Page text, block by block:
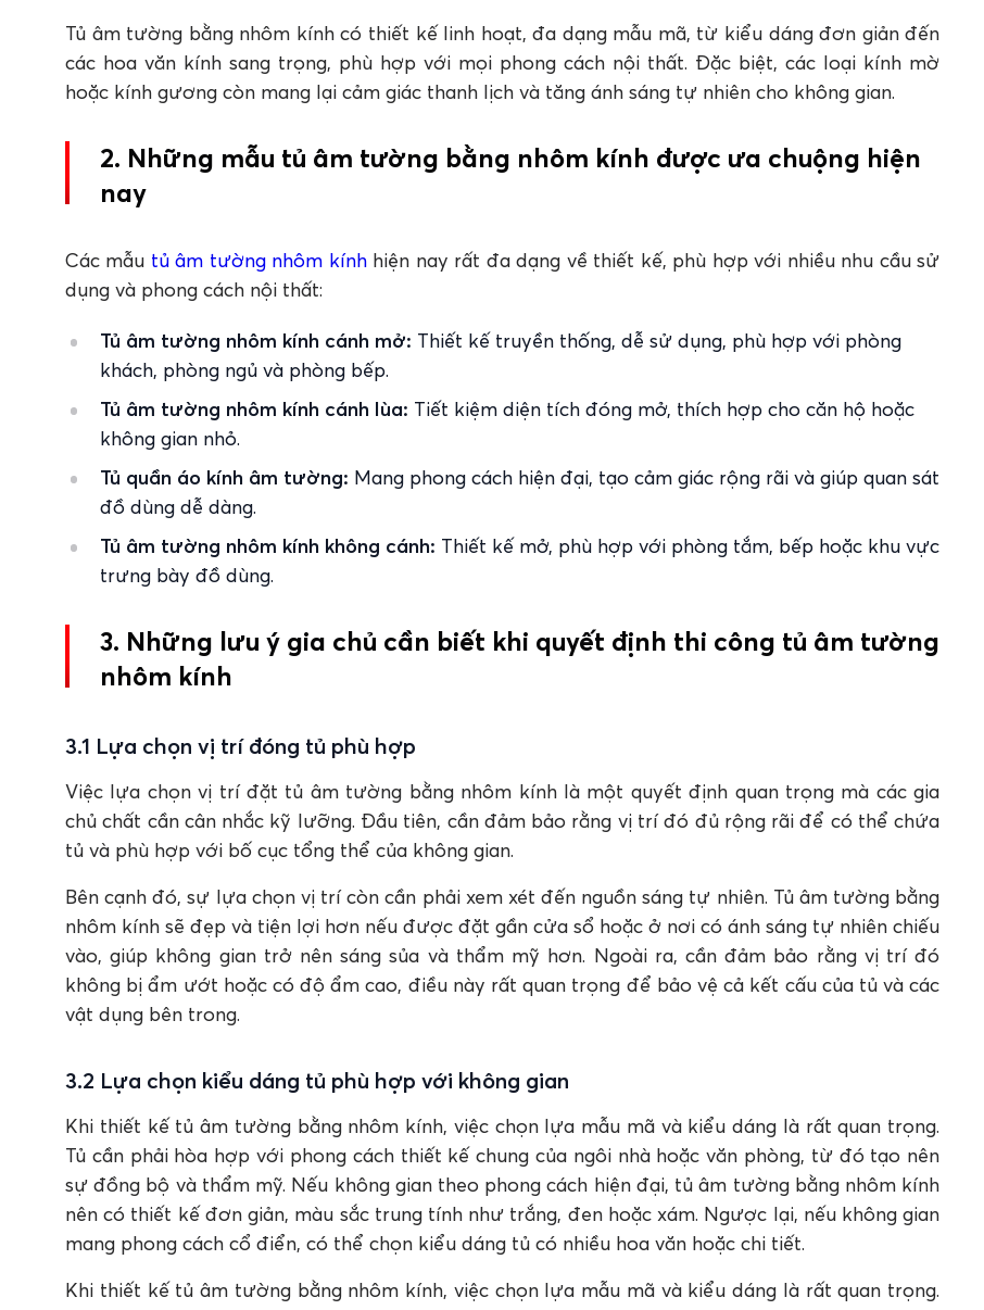
Tủ âm tường bằng nhôm kính có thiết kế linh hoạt, đa dạng mẫu mã, từ kiểu dáng đơn giản đến
các hoa văn kính sang trọng, phù hợp với mọi phong cách nội thất. Đặc biệt, các loại kính mờ
hoặc kính gương còn mang lại cảm giác thanh lịch và tăng ánh sáng tự nhiên cho không gian.
2. Những mẫu tủ âm tường bằng nhôm kính được ưa chuộng hiện
nay
Các mẫu tủ âm tường nhôm kínhhiện nay rất đa dạng về thiết kế, phù hợp với nhiều nhu cầu sử
dụng và phong cách nội thất:
Tủ âm tường nhôm kính cánh mở: Thiết kế truyền thống, dễ sử dụng, phù hợp với phòng
khách, phòng ngủ và phòng bếp.
Tủ âm tường nhôm kính cánh lùa: Tiết kiệm diện tích đóng mở, thích hợp cho căn hộ hoặc
không gian nhỏ.
Tủ quần áo kính âm tường: Mang phong cách hiện đại, tạo cảm giác rộng rãi và giúp quan sát
đồ dùng dễ dàng.
Tủ âm tường nhôm kính không cánh: Thiết kế mở, phù hợp với phòng tắm, bếp hoặc khu vực
trưng bày đồ dùng.
3. Những lưu ý gia chủ cần biết khi quyết định thi công tủ âm tường
nhôm kính
3.1 Lựa chọn vị trí đóng tủ phù hợp
Việc lựa chọn vị trí đặt tủ âm tường bằng nhôm kính là một quyết định quan trọng mà các gia
chủ chất cần cân nhắc kỹ lưỡng. Đầu tiên, cần đảm bảo rằng vị trí đó đủ rộng rãi để có thể chứa
tủ và phù hợp với bố cục tổng thể của không gian.
Bên cạnh đó, sự lựa chọn vị trí còn cần phải xem xét đến nguồn sáng tự nhiên. Tủ âm tường bằng
nhôm kính sẽ đẹp và tiện lợi hơn nếu được đặt gần cửa sổ hoặc ở nơi có ánh sáng tự nhiên chiếu
vào, giúp không gian trở nên sáng sủa và thẩm mỹ hơn. Ngoài ra, cần đảm bảo rằng vị trí đó
không bị ẩm ướt hoặc có độ ẩm cao, điều này rất quan trọng để bảo vệ cả kết cấu của tủ và các
vật dụng bên trong.
3.2 Lựa chọn kiểu dáng tủ phù hợp với không gian
Khi thiết kế tủ âm tường bằng nhôm kính, việc chọn lựa mẫu mã và kiểu dáng là rất quan trọng.
Tủ cần phải hòa hợp với phong cách thiết kế chung của ngôi nhà hoặc văn phòng, từ đó tạo nên
sự đồng bộ và thẩm mỹ. Nếu không gian theo phong cách hiện đại, tủ âm tường bằng nhôm kính
nên có thiết kế đơn giản, màu sắc trung tính như trắng, đen hoặc xám. Ngược lại, nếu không gian
mang phong cách cổ điển, có thể chọn kiểu dáng tủ có nhiều hoa văn hoặc chi tiết.
Khi thiết kế tủ âm tường bằng nhôm kính, việc chọn lựa mẫu mã và kiểu dáng là rất quan trọng.